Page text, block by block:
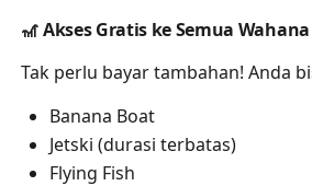
🎢Akses Gratis ke Semua Wahana
Tak perlu bayar tambahan! Anda
Banana Boat
Jetski (durasi terbatas)
Flying Fish